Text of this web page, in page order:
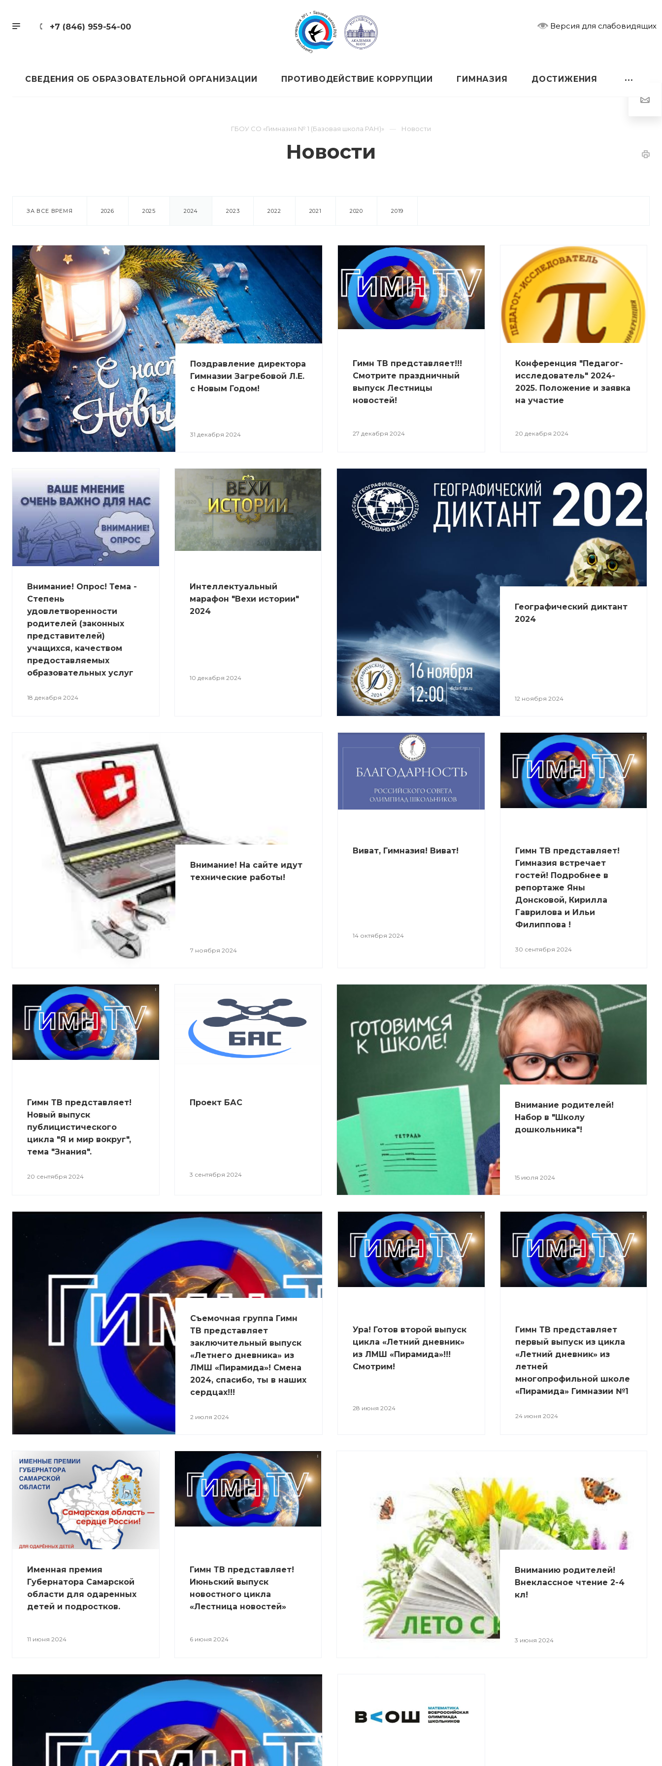
+7 (846) 959-54-00 Версия для слабовидящих
СВЕДЕНИЯ ОБ ОБРАЗОВАТЕЛЬНОЙ ОРГАНИЗАЦИИ ПРОТИВОДЕЙСТВИЕ КОРРУПЦИИ ГИМНАЗИЯ ДОСТИЖЕНИЯ
ГБОУ СО «Гимназия № 1 (Базовая школа РАН)» Новости
Новости
ЗА ВСЕ ВРЕМЯ 2026 2025 2024 2023 2022 2021 2020 2019
Поздравлениe директора
Гимназии Загребовой Л.Е.
с Новым Годом!
31 декабря 2024
Гимн ТВ представляет!!!
Смотрите праздничный
выпуск Лестницы
новостей!
27 декабря 2024
Конференция "Педагог-
исследователь" 2024-
2025. Положение и заявка
на участие
20 декабря 2024
Внимание! Опрос! Тема -
Степень
удовлетворенности
родителей (законных
представителей)
учащихся, качеством
предоставляемых
образовательных услуг
18 декабря 2024
Интеллектуальный
марафон "Вехи истории"
2024
10 декабря 2024
Географический диктант
2024
12 ноября 2024
Внимание! На сайте идут
технические работы!
7 ноября 2024
Виват, Гимназия! Виват!
14 октября 2024
Гимн ТВ представляет!
Гимназия встречает
гостей! Подробнее в
репортаже Яны
Донсковой, Кирилла
Гаврилова и Ильи
Филиппова !
30 сентября 2024
Гимн ТВ представляет!
Новый выпуск
публицистического
цикла "Я и мир вокруг",
тема "Знания".
20 сентября 2024
Проект БАС
3 сентября 2024
Внимание родителей!
Набор в "Школу
дошкольника"!
15 июля 2024
Съемочная группа Гимн
ТВ представляет
заключительный выпуск
«Летнего дневника» из
ЛМШ «Пирамида»! Смена
2024, спасибо, ты в наших
сердцах!!!
2 июля 2024
Ура! Готов второй выпуск
цикла «Летний дневник»
из ЛМШ «Пирамида»!!!
Смотрим!
28 июня 2024
Гимн ТВ представляет
первый выпуск из цикла
«Летний дневник» из
летней
многопрофильной школе
«Пирамида» Гимназии №1
24 июня 2024
Именная премия
Губернатора Самарской
области для одаренных
детей и подростков.
11 июня 2024
Гимн ТВ представляет!
Июньский выпуск
новостного цикла
«Лестница новостей»
6 июня 2024
Вниманию родителей!
Внеклассное чтение 2-4
кл!
3 июня 2024